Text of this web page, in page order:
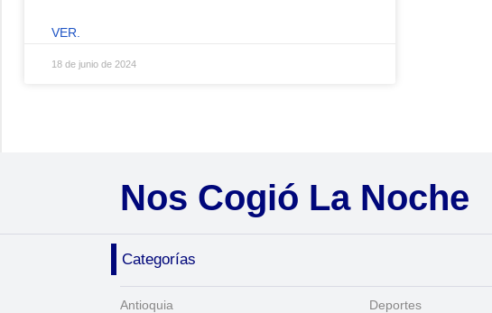
VER.
18 de junio de 2024
Nos Cogió La Noche
Categorías
Antioquia Deportes